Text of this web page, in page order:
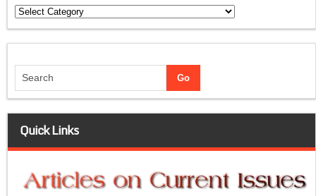
Categories
Quick Links